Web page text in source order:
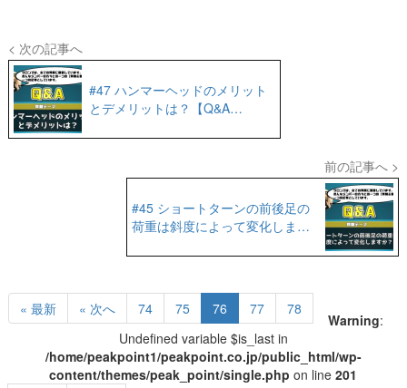
< 次の記事へ
#47 ハンマーヘッドのメリット
とデメリットは？【Q&A
前の記事へ >
#45 ショートターンの前後足の
荷重は斜度によって変化します
« 最新 « 次へ 74 75 76 77 78
Warning:
Undefined variable $is_last in
/home/peakpoint1/peakpoint.co.jp/public_html/wp-
content/themes/peak_point/single.php on line201